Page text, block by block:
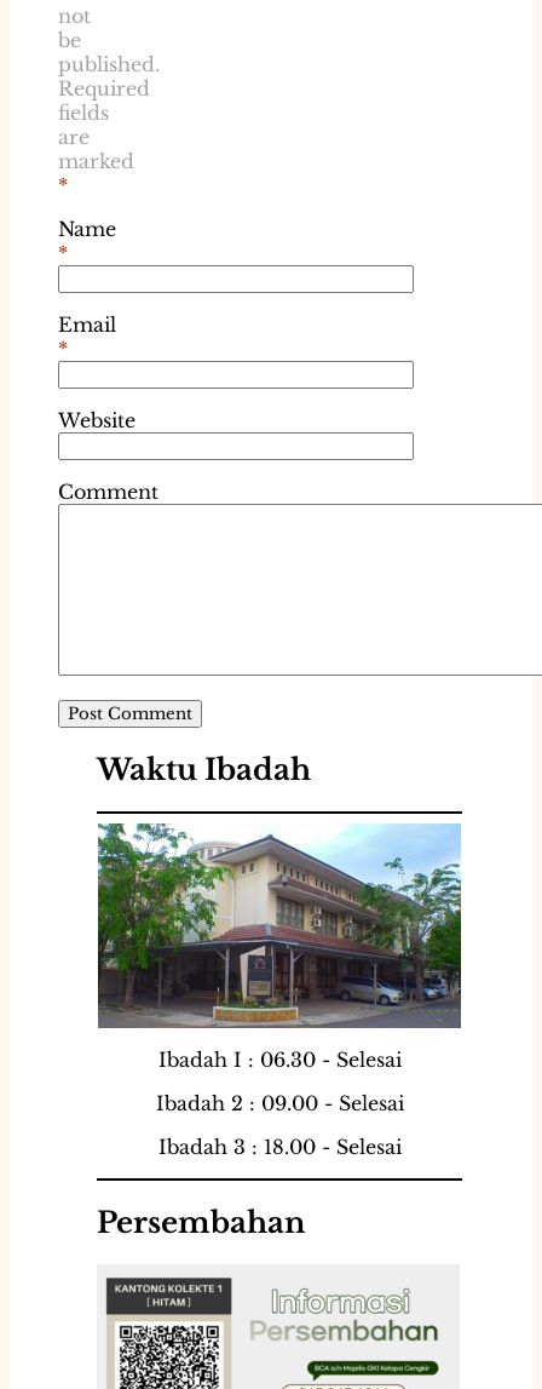
not
be
published.
Required
fields
are
marked
*
Name
*
Email
*
Website
Comment
Waktu Ibadah
Ibadah I : 06.30 - Selesai
Ibadah 2 : 09.00 - Selesai
Ibadah 3 : 18.00 - Selesai
Persembahan